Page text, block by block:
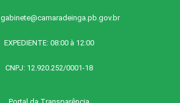
gabinete@camaradeinga.pb.gov.br
EXPEDIENTE: 08:00 à 12:00
CNPJ: 12.920.252/0001-18